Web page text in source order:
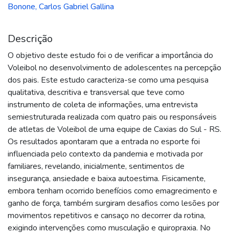
Bonone, Carlos Gabriel Gallina
Descrição
O objetivo deste estudo foi o de verificar a importância do
Voleibol no desenvolvimento de adolescentes na percepção
dos pais. Este estudo caracteriza-se como uma pesquisa
qualitativa, descritiva e transversal que teve como
instrumento de coleta de informações, uma entrevista
semiestruturada realizada com quatro pais ou responsáveis
de atletas de Voleibol de uma equipe de Caxias do Sul - RS.
Os resultados apontaram que a entrada no esporte foi
influenciada pelo contexto da pandemia e motivada por
familiares, revelando, inicialmente, sentimentos de
insegurança, ansiedade e baixa autoestima. Fisicamente,
embora tenham ocorrido benefícios como emagrecimento e
ganho de força, também surgiram desafios como lesões por
movimentos repetitivos e cansaço no decorrer da rotina,
exigindo intervenções como musculação e quiropraxia. No